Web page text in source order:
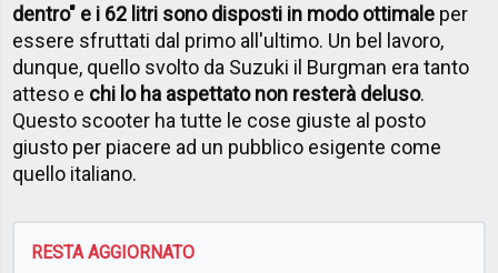
dentro" e i 62 litri sono disposti in modo ottimale per
essere sfruttati dal primo all'ultimo. Un bel lavoro,
dunque, quello svolto da Suzuki il Burgman era tanto
atteso e chi lo ha aspettato non resterà deluso.
Questo scooter ha tutte le cose giuste al posto
giusto per piacere ad un pubblico esigente come
quello italiano.
RESTA AGGIORNATO